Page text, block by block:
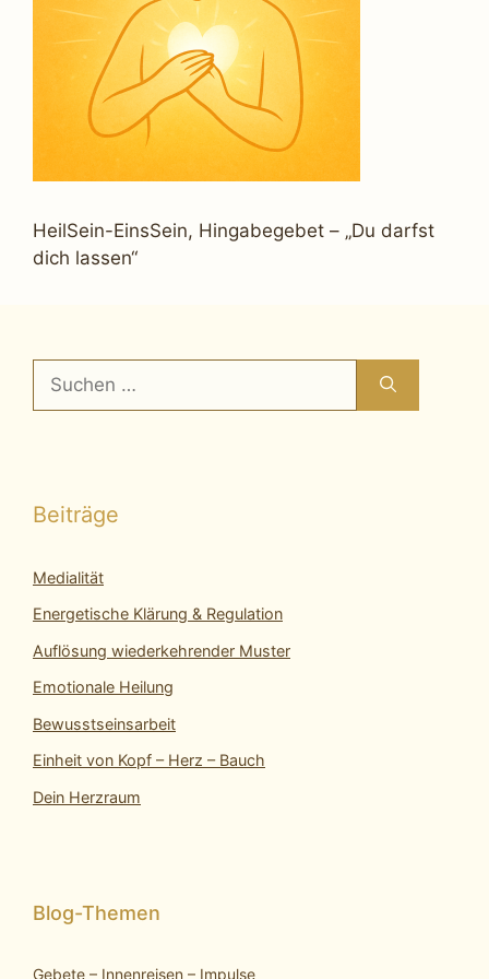
HeilSein-EinsSein, Hingabegebet – „Du darfst
dich lassen“
nach:
Beiträge
Medialität
Energetische Klärung & Regulation
Auflösung wiederkehrender Muster
Emotionale Heilung
Bewusstseinsarbeit
Einheit von Kopf – Herz – Bauch
Dein Herzraum
Gebete – Innenreisen – Impulse